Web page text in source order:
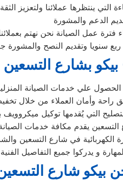
فترة عمل الصيانة نحن نهتم
سنويا وتقديم النصح والمشورة
بشارع التسعين
علي خدمات الصيانة المنزلية
يقدم مكافة خدمات
الكهربائية في شارع التسعين
و يدركوا جميع التفاصيل
بيكو شارع